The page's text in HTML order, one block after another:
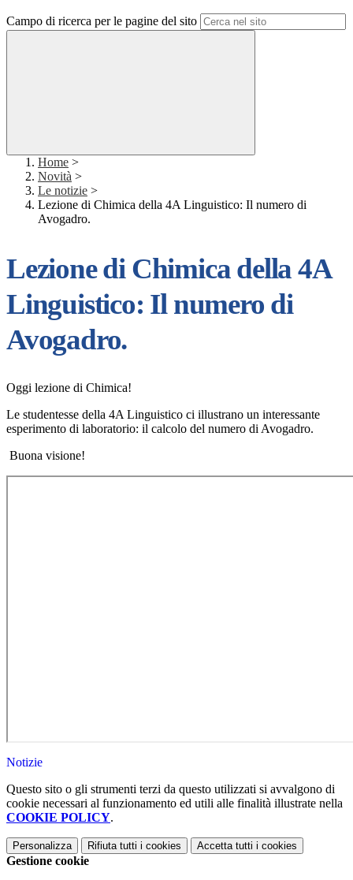
Campo di ricerca per le pagine del sito
Home >
Novità >
Le notizie >
Lezione di Chimica della 4A Linguistico: Il numero di
Avogadro.
Lezione di Chimica della 4A
Linguistico: Il numero di
Avogadro.
Oggi lezione di Chimica!
Le studentesse della 4A Linguistico ci illustrano un interessante
esperimento di laboratorio: il calcolo del numero di Avogadro.
Buona visione!
Notizie
Questo sito o gli strumenti terzi da questo utilizzati si avvalgono di
cookie necessari al funzionamento ed utili alle finalità illustrate nella
COOKIE POLICY.
Personalizza Rifiuta tutti i cookies Accetta tutti i cookies
Gestione cookie